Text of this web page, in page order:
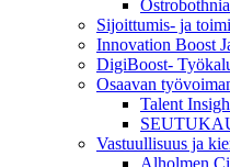
Sijoittumis- ja
Innovation Boost
DigiBoost-
Osaavan
Talent
Vastuullisuus ja
Alholmen